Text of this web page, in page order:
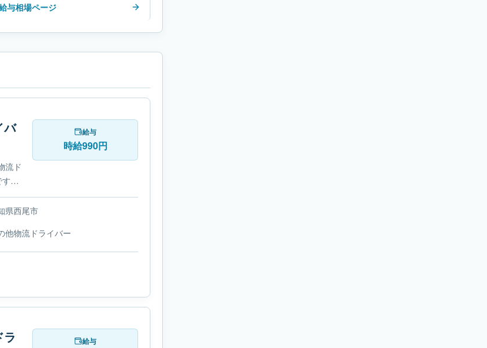
与相場ページ
バ
流ド
。
給与
時給990円
県西尾市
他物流ドライバー
給与